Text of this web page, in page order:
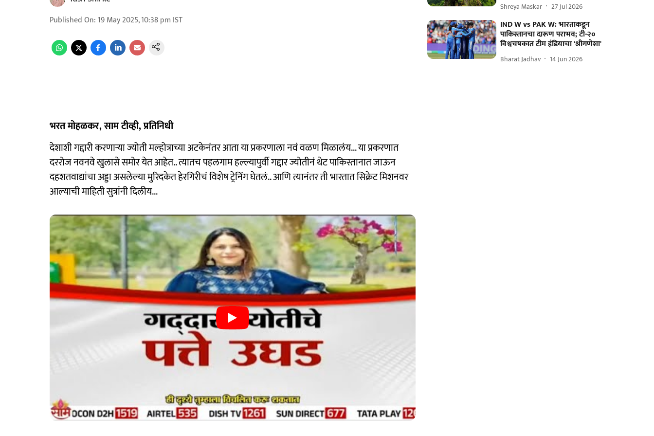
Published On: 19 May 2025, 10:38 pm IST
भरत मोहळकर, साम टीव्ही, प्रतिनिधी
देशाशी गद्दारी करणाऱ्या ज्योती मल्होत्राच्या अटकेनंतर आता या प्रकरणाला नवं वळण मिळालंय... या प्रकरणात
दररोज नवनवे खुलासे समोर येत आहेत.. त्यातच पहलगाम हल्ल्यापुर्वी गद्दार ज्योतीनं थेट पाकिस्तानात जाऊन
दहशतवाद्यांचा अड्डा असलेल्या मुरिदकेत हेरगिरीचं विशेष ट्रेनिंग घेतलं.. आणि त्यानंतर ती भारतात सिक्रेट मिशनवर
आल्याची माहिती सुत्रांनी दिलीय...
Shreya Maskar 27 Jul 2026
IND W vs PAK W: भारताकडून
पाकिस्तानचा दारूण पराभव; टी-२०
विश्वचषकात टीम इंडियाचा 'श्रीगणेशा'
Bharat Jadhav 14 Jun 2026